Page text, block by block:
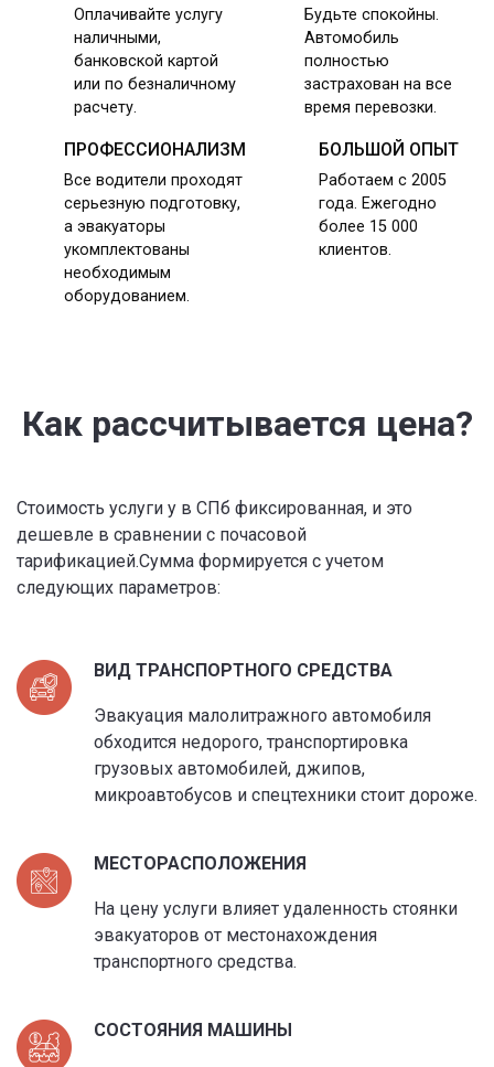
Оплачивайте услугу
наличными,
банковской картой
или по безналичному
расчету.
Будьте спокойны.
Автомобиль
полностью
застрахован на все
время перевозки.
ПРОФЕССИОНАЛИЗМ
Все водители проходят
серьезную подготовку,
а эвакуаторы
укомплектованы
необходимым
оборудованием.
БОЛЬШОЙ ОПЫТ
Работаем с 2005
года. Ежегодно
более 15 000
клиентов.
Как рассчитывается цена?
Стоимость услуги у в СПб фиксированная, и это
дешевле в сравнении с почасовой
тарификацией.Сумма формируется с учетом
следующих параметров:
ВИД ТРАНСПОРТНОГО СРЕДСТВА
Эвакуация малолитражного автомобиля
обходится недорого, транспортировка
грузовых автомобилей, джипов,
микроавтобусов и спецтехники стоит дороже.
МЕСТОРАСПОЛОЖЕНИЯ
На цену услуги влияет удаленность стоянки
эвакуаторов от местонахождения
транспортного средства.
СОСТОЯНИЯ МАШИНЫ